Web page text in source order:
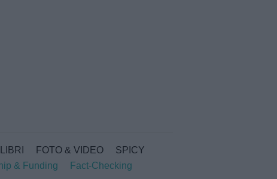
LIBRI FOTO & VIDEO
SPICY
& Funding
Fact-Checking